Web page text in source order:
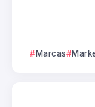
Marcas